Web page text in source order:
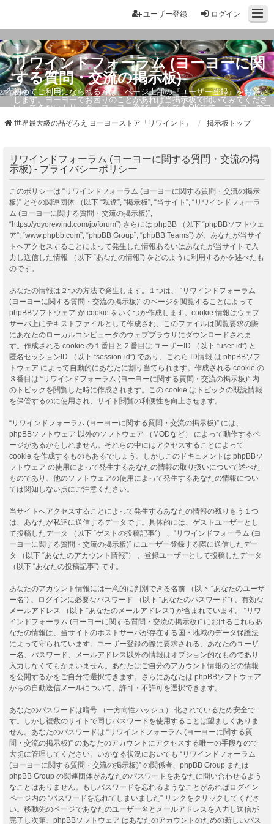
ログイン
ユーザー登録
リワインドフォーラム (ヨーヨーに関
する質問・交流の掲示板)
初めてご利用になられる方は、ページ上部の『ユーザー登録』をお願い
します。ヨーヨーでお困りのことがあれば当掲示板で聞いてみてくださ
い。できないトリック・ヨーヨー選び、なんでもOKです。ヨーヨーのプ
世界最大級の品ぞろえ ヨーヨーストア「リワインド」 掲示板トップ
リワインドフォーラム (ヨーヨーに関する質問・交流の掲
示板) - プライバシーポリシー
このポリシーは “リワインドフォーラム (ヨーヨーに関する質問・交流の掲示
板)” とその関連団体 （以下 “私達”, “掲示板”, “当サイト”, “リワインドフォーラ
ム (ヨーヨーに関する質問・交流の掲示板)”,
“https://yoyorewind.com/jp/forum”) さらには phpBB （以下 “phpBBソフトウェ
ア”, “www.phpbb.com”, “phpBB Group”, “phpBB Teams”) が、あなたが当サイ
トへアクセスすることによって発生した情報あるいはあなたが当サイトで入
力し送信した情報 （以下 “あなたの情報”) をどのように利用するかを述べたも
のです。
あなたの情報は２つの方法で発生します。１つは、 “リワインドフォーラム
(ヨーヨーに関する質問・交流の掲示板)” のページを閲覧することによって
phpBBソフトウェア が cookie をいくつか作成します。cookie 情報はウェブ
サーバ上にテキストファイルとして作成され、このファイルは閲覧要求の際
にあなたのローカルコンピュータのウェブブラウザにダウンロードされま
す。作成される cookie の１番目と２番目は ユーザーID （以下 “user-id”) と
匿名セッションID （以下 “session-id”) であり、これら ID情報 は phpBBソフ
トウェア によって自動的にあなたに割り当てられます。作成される cookie の
３番目は “リワインドフォーラム (ヨーヨーに関する質問・交流の掲示板)” 内
のトピックを閲覧した時に作成されます。この cookie はトピックの既読情報
を保管するのに使用され、サイト閲覧の利便性を向上させます。
“リワインドフォーラム (ヨーヨーに関する質問・交流の掲示板)” には、
phpBBソフトウェア 以外のソフトウェア （MODなど） によって動作するペ
ージがあるかもしれません。それらの中にはアクセスすることによって
cookie を作成するものもあるでしょう。しかしこのドキュメントは phpBBソ
フトウェア の使用によって発生するあなたの情報の取り扱いについて述べた
ものであり、他のソフトウェアの使用によって発生するあなたの情報につい
ては関知しない点にご注意ください。
当サイトへアクセスすることによって発生するあなたの情報の残りもう１つ
は、あなたが私達に送信するデータです。具体的には、ゲストユーザーとし
て投稿したデータ （以下 “ゲストの投稿記事”） 、“リワインドフォーラム (ヨ
ーヨーに関する質問・交流の掲示板)” にユーザー登録する際に送信したデー
タ （以下 “あなたのアカウント情報”） 、登録ユーザーとして投稿したデータ
（以下 “あなたの投稿記事”) です。
あなたのアカウント情報には一意的に判別できる名前 （以下 “あなたのユーザ
ー名”) 、ログインに必要なパスワード （以下 “あなたのパスワード”) 、有効な
メールアドレス （以下 “あなたのメールアドレス”) が含まれています。 “リワ
インドフォーラム (ヨーヨーに関する質問・交流の掲示板)” におけるこれらあ
なたの情報は、当サイトのホストサーバが存在する国・地域のデータ保護法
によって守られています。ユーザー登録の際に要求される、あなたのユーザ
ー名、パスワード、メールアドレス以外の情報はオプション的なものであり
入力しなくてもかまいません。あなたはご自分のアカウント情報のどの情報
を公開するかをご自分で選択できます。さらにあなたは phpBBソフトウェア
からの自動送信メールについて、許可・不許可を選択できます。
あなたのパスワードは暗号 （一方向性ハッシュ） 化されているため安全で
す。しかし複数のサイトで同じパスワードを使用することは望ましくありま
せん。あなたのパスワードは “リワインドフォーラム (ヨーヨーに関する質
問・交流の掲示板)” のあなたのアカウントにアクセスする唯一の手段なので
大切に管理してください。いかなる状況においても “リワインドフォーラム
(ヨーヨーに関する質問・交流の掲示板)” の関係者、phpBB Group または
phpBB Group の関連団体があなたのパスワードをあなたに問い合わせるよう
なことはありません。もしパスワードを忘れるようなことがあればログイン
ページ内の “パスワードを忘れてしまいました” リンクをクリックしてくださ
い。移動先のページであなたのユーザー名とメールアドレスを入力し送信が
完了し次第、phpBBソフトウェア はあなたのアカウントのための新しいパス